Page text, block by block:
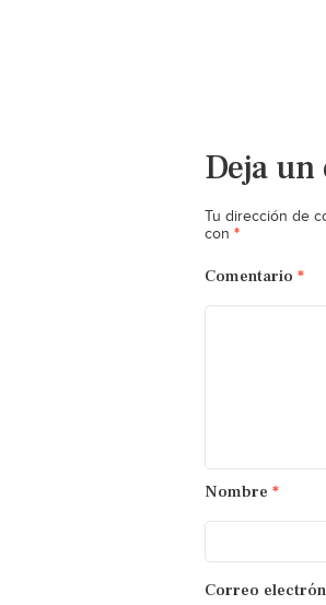
Deja
Tu dirección de
con *
Comentario *
Nombre *
Correo